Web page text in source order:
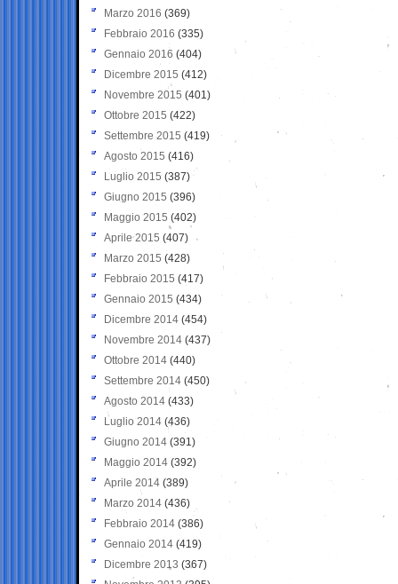
Marzo 2016 (369)
Febbraio 2016 (335)
Gennaio 2016 (404)
Dicembre 2015 (412)
Novembre 2015 (401)
Ottobre 2015 (422)
Settembre 2015 (419)
Agosto 2015 (416)
Luglio 2015 (387)
Giugno 2015 (396)
Maggio 2015 (402)
Aprile 2015 (407)
Marzo 2015 (428)
Febbraio 2015 (417)
Gennaio 2015 (434)
Dicembre 2014 (454)
Novembre 2014 (437)
Ottobre 2014 (440)
Settembre 2014 (450)
Agosto 2014 (433)
Luglio 2014 (436)
Giugno 2014 (391)
Maggio 2014 (392)
Aprile 2014 (389)
Marzo 2014 (436)
Febbraio 2014 (386)
Gennaio 2014 (419)
Dicembre 2013 (367)